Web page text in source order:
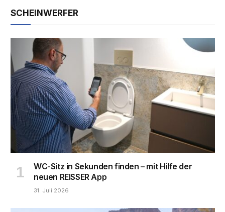
SCHEINWERFER
WC-Sitz in Sekunden finden – mit Hilfe der
neuen REISSER App
31. Juli 2026